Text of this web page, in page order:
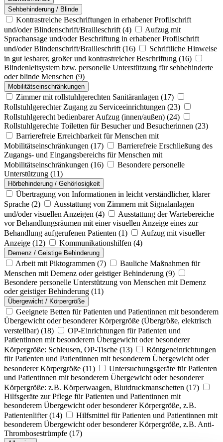
Sehbehinderung / Blinde
Kontrastreiche Beschriftungen in erhabener Profilschrift
und/oder Blindenschrift/Brailleschrift (4)
Aufzug mit
Sprachansage und/oder Beschriftung in erhabener Profilschrift
und/oder Blindenschrift/Brailleschrift (16)
Schriftliche Hinweise
in gut lesbarer, großer und kontrastreicher Beschriftung (16)
Blindenleitsystem bzw. personelle Unterstützung für sehbehinderte
oder blinde Menschen (9)
Mobilitätseinschränkungen
Zimmer mit rollstuhlgerechten Sanitäranlagen (17)
Rollstuhlgerechter Zugang zu Serviceeinrichtungen (23)
Rollstuhlgerecht bedienbarer Aufzug (innen/außen) (24)
Rollstuhlgerechte Toiletten für Besucher und Besucherinnen (23)
Barrierefreie Erreichbarkeit für Menschen mit
Mobilitätseinschränkungen (17)
Barrierefreie Erschließung des
Zugangs- und Eingangsbereichs für Menschen mit
Mobilitätseinschränkungen (16)
Besondere personelle
Unterstützung (11)
Hörbehinderung / Gehörlosigkeit
Übertragung von Informationen in leicht verständlicher, klarer
Sprache (2)
Ausstattung von Zimmern mit Signalanlagen
und/oder visuellen Anzeigen (4)
Ausstattung der Wartebereiche
vor Behandlungsräumen mit einer visuellen Anzeige eines zur
Behandlung aufgerufenen Patienten (1)
Aufzug mit visueller
Anzeige (12) Kommunikationshilfen (4)
Demenz / Geistige Behinderung
Arbeit mit Piktogrammen (7)
Bauliche Maßnahmen für
Menschen mit Demenz oder geistiger Behinderung (9)
Besondere personelle Unterstützung von Menschen mit Demenz
oder geistiger Behinderung (11)
Übergewicht / Körpergröße
Geeignete Betten für Patienten und Patientinnen mit besonderem
Übergewicht oder besonderer Körpergröße (Übergröße, elektrisch
verstellbar) (18)
OP-Einrichtungen für Patienten und
Patientinnen mit besonderem Übergewicht oder besonderer
Körpergröße: Schleusen, OP-Tische (13)
Röntgeneinrichtungen
für Patienten und Patientinnen mit besonderem Übergewicht oder
besonderer Körpergröße (11)
Untersuchungsgeräte für Patienten
und Patientinnen mit besonderem Übergewicht oder besonderer
Körpergröße: z.B. Körperwaagen, Blutdruckmanschetten (17)
Hilfsgeräte zur Pflege für Patienten und Patientinnen mit
besonderem Übergewicht oder besonderer Körpergröße, z.B.
Patientenlifter(14)
Hilfsmittel für Patienten und Patientinnen mit
besonderem Übergewicht oder besonderer Körpergröße, z.B. Anti-
Thrombosestrümpfe (17)